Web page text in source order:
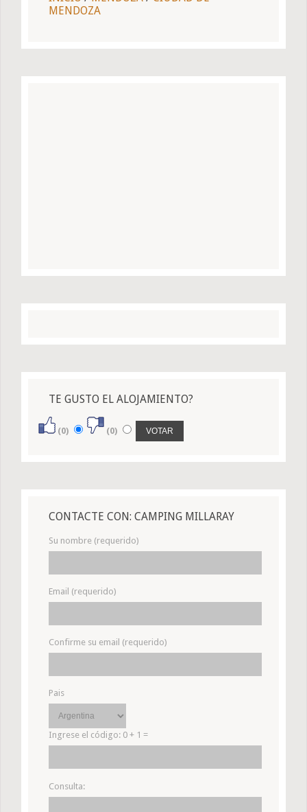
MENDOZA
TE GUSTO EL ALOJAMIENTO?
(0) (0)
CONTACTE CON: CAMPING MILLARAY
Su nombre (requerido)
Email (requerido)
Confirme su email (requerido)
Pais
Ingrese el código: 0 + 1 =
Consulta: